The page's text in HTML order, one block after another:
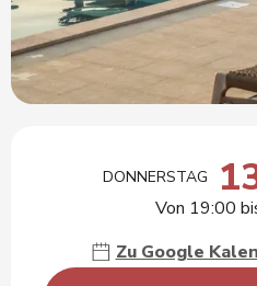
DONNERSTAG
Von 19:00
Zu Google